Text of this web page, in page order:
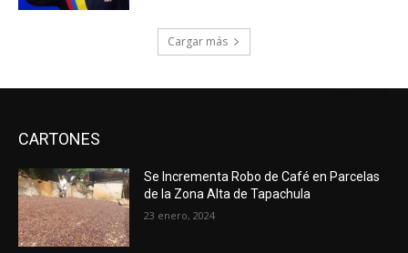
Cargar más
CARTONES
Se Incrementa Robo de Café en Parcelas
de la Zona Alta de Tapachula
23 enero, 2024